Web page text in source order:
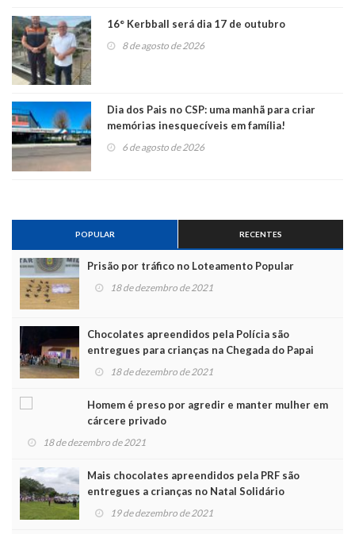
16° Kerbball será dia 17 de outubro
8 de agosto de 2026
Dia dos Pais no CSP: uma manhã para criar
memórias inesquecíveis em família!
6 de agosto de 2026
POPULAR RECENTES
Prisão por tráfico no Loteamento Popular
18 de dezembro de 2021
Chocolates apreendidos pela Polícia são
entregues para crianças na Chegada do Papai
Noel 18 de dezembro de 2021
Homem é preso por agredir e manter mulher em
cárcere privado
18 de dezembro de 2021
Mais chocolates apreendidos pela PRF são
entregues a crianças no Natal Solidário
19 de dezembro de 2021